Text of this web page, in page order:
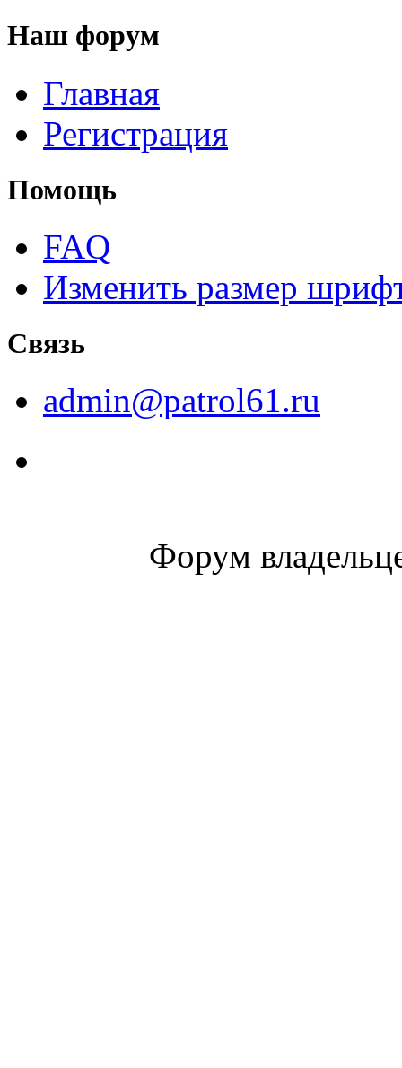
Наш форум
Главная
Регистрация
Помощь
FAQ
Изменить размер
Связь
admin@patrol61.ru
Форум